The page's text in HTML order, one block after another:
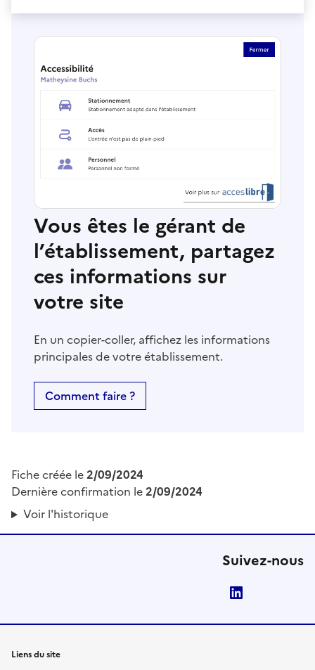
Vous êtes le gérant de
l’établissement, partagez
ces informations sur
votre site
En un copier-coller, affichez les informations
principales de votre établissement.
Comment faire ?
Fiche créée le2/09/2024
Dernière confirmation le2/09/2024
Voir l'historique
Suivez-nous
Liens du site